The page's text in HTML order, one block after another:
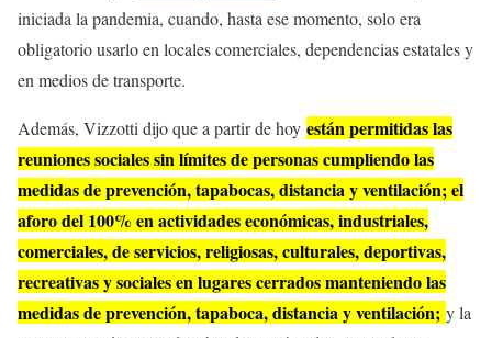
iniciada la pandemia, cuando, hasta ese momento, solo era
obligatorio usarlo en locales comerciales, dependencias estatales y
en medios de transporte.
Además, Vizzotti dijo que a partir de hoy están permitidas las
reuniones sociales sin límites de personas cumpliendo las
medidas de prevención, tapabocas, distancia y ventilación; el
aforo del 100% en actividades económicas, industriales,
comerciales, de servicios, religiosas, culturales, deportivas,
recreativas y sociales en lugares cerrados manteniendo las
medidas de prevención, tapaboca, distancia y ventilación; y la